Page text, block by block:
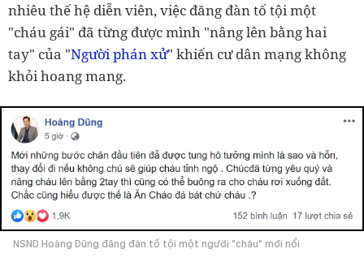
nhiêu thế hệ diễn viên, việc đăng đàn tố tội một
"cháu gái" đã từng được mình "nâng lên bằng hai
tay" của "Người phán xử" khiến cư dân mạng không
khỏi hoang mang.
NSND Hoàng Dũng đăng đàn tố tội một người "cháu" mới nổi